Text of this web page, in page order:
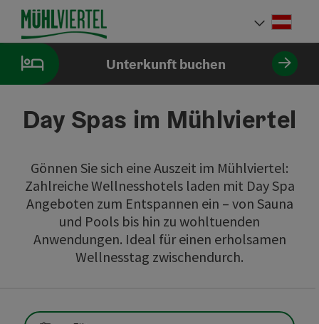
Zum InhaltAccesskey
[0]
Zur Navigation
Zum Seitenanfang
Zur Kontaktseite
Zur SucheAccesskey
[4]
Zum Impressum
Zu den Hinweisen zur Bedienung der Website Accesskey
Zur StartseiteAccesskey
[7]
Unterkunft buchen
Day Spas im Mühlviertel
Gönnen Sie sich eine Auszeit im Mühlviertel:
Zahlreiche Wellnesshotels laden mit Day Spa
Angeboten zum Entspannen ein – von Sauna
und Pools bis hin zu wohltuenden
Anwendungen. Ideal für einen erholsamen
Wellnesstag zwischendurch.